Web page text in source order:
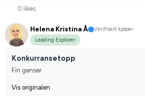
0 likes
Helena Kristina Å
Verifisert kjøper
Leading Explorer
Konkurransetopp
Fin genser
Vis originalen